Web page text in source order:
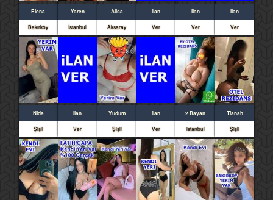
Elena
Bakırköy
Yaren
İstanbul
Alisa
Aksaray
ilan
Ver
ilan
Ver
ilan
Ver
Nida
Şişli
ilan
Ver
Yudum
Şişli
ilan
Ver
2 Bayan
istanbul
Tianah
Şişli